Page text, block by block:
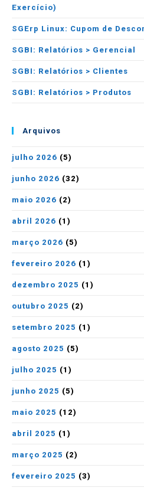
Exercício)
SGErp Linux: Cupom de
SGBI: Relatórios > Gerencial
SGBI: Relatórios > Clientes
SGBI: Relatórios > Produtos
Arquivos
julho 2026 (5)
junho 2026 (32)
maio 2026 (2)
abril 2026 (1)
março 2026 (5)
fevereiro 2026 (1)
dezembro 2025 (1)
outubro 2025 (2)
setembro 2025 (1)
agosto 2025 (5)
julho 2025 (1)
junho 2025 (5)
maio 2025 (12)
abril 2025 (1)
março 2025 (2)
fevereiro 2025 (3)